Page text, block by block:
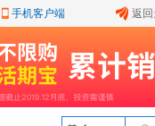
手机客户端 返